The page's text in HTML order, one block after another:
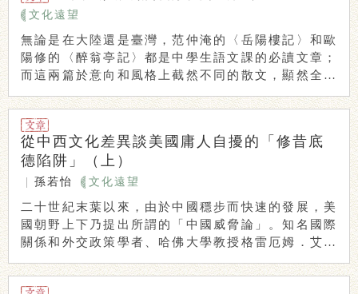
文化遠望
無論是在大陸還是臺灣，范仲淹的〈岳陽樓記〉和歐
陽修的〈醉翁亭記〉都是中學生語文課的必讀文章；
而這兩篇於意向和風格上截然不同的散文，顯然全都
從中西文化差異談美國庸人自擾的「修昔底
德陷阱」（上）
孫若怡 文化遠望
二十世紀末葉以來，由於中國穩步而快速的發展，美
國朝野上下乃提出所謂的「中國威脅論」。知名國際
關係和外交政策學者、哈佛大學教授格雷厄姆．艾利
森（ ...